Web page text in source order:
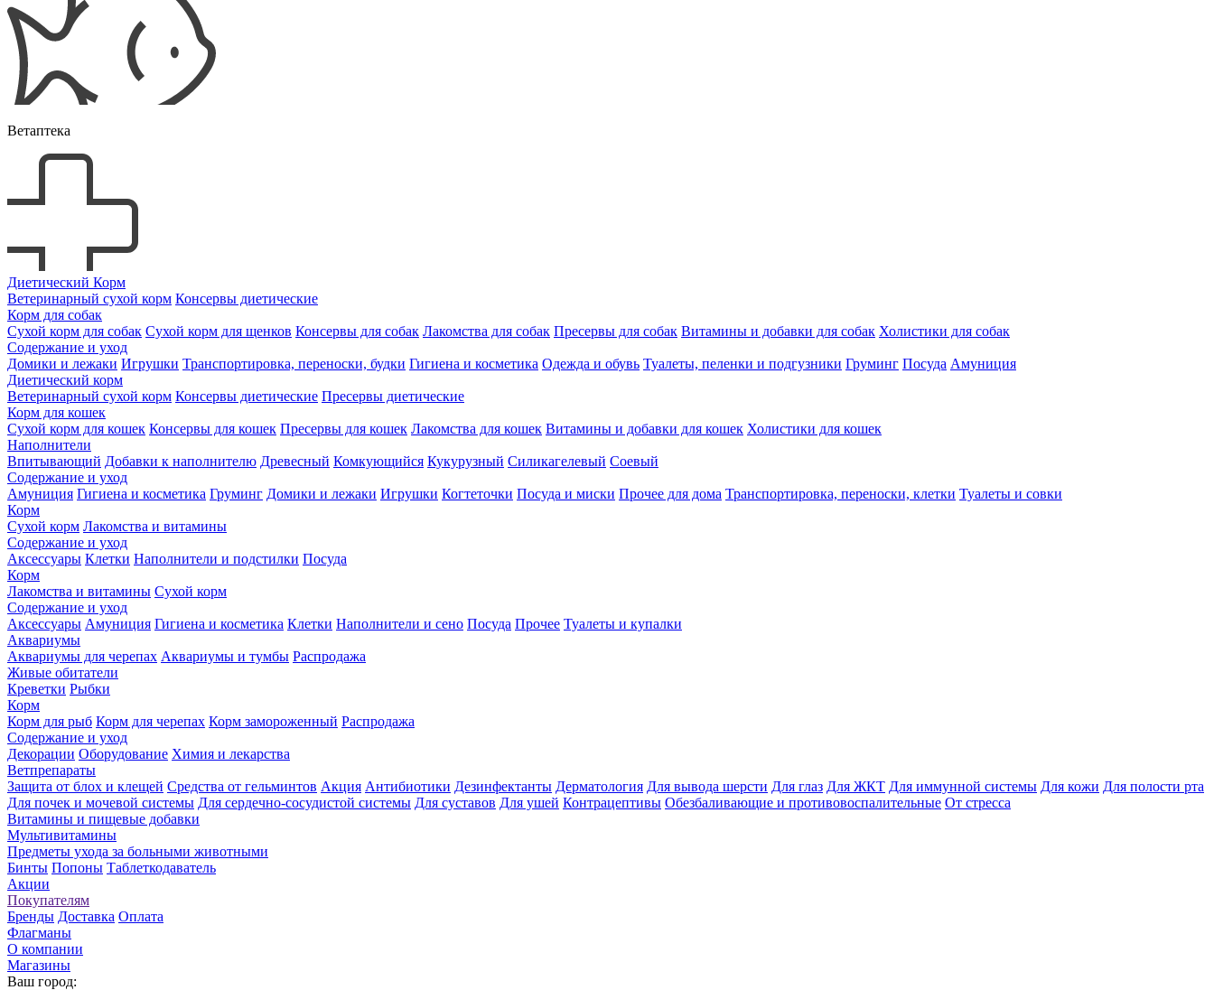
Ветаптека
Диетический Корм
Ветеринарный сухой корм Консервы диетические
Корм для собак
Сухой корм для собак Сухой корм для щенков Консервы для собак Лакомства для собак Пресервы для собак Витамины и добавки для собак Холистики для собак
Содержание и уход
Домики и лежаки Игрушки Транспортировка, переноски, будки Гигиена и косметика Одежда и обувь Туалеты, пеленки и подгузники Груминг Посуда Амуниция
Диетический корм
Ветеринарный сухой корм Консервы диетические Пресервы диетические
Корм для кошек
Сухой корм для кошек Консервы для кошек Пресервы для кошек Лакомства для кошек Витамины и добавки для кошек Холистики для кошек
Наполнители
Впитывающий Добавки к наполнителю Древесный Комкующийся Кукурузный Силикагелевый Соевый
Содержание и уход
Амуниция Гигиена и косметика Груминг Домики и лежаки Игрушки Когтеточки Посуда и миски Прочее для дома Транспортировка, переноски, клетки Туалеты и совки
Корм
Сухой корм Лакомства и витамины
Содержание и уход
Аксессуары Клетки Наполнители и подстилки Посуда
Корм
Лакомства и витамины Сухой корм
Содержание и уход
Аксессуары Амуниция Гигиена и косметика Клетки Наполнители и сено Посуда Прочее Туалеты и купалки
Аквариумы
Аквариумы для черепах Аквариумы и тумбы Распродажа
Живые обитатели
Креветки Рыбки
Корм
Корм для рыб Корм для черепах Корм замороженный Распродажа
Содержание и уход
Декорации Оборудование Химия и лекарства
Ветпрепараты
Защита от блох и клещей Средства от гельминтов Акция Антибиотики Дезинфектанты Дерматология Для вывода шерсти Для глаз Для ЖКТ Для иммунной системы Для кожи Для полости рта
Для почек и мочевой системы Для сердечно-сосудистой системы Для суставов Для ушей Контрацептивы Обезбаливающие и противовоспалительные От стресса
Витамины и пищевые добавки
Мультивитамины
Предметы ухода за больными животными
Бинты Попоны Таблеткодаватель
Акции
Покупателям
Бренды Доставка Оплата
Флагманы
О компании
Магазины
Ваш город: